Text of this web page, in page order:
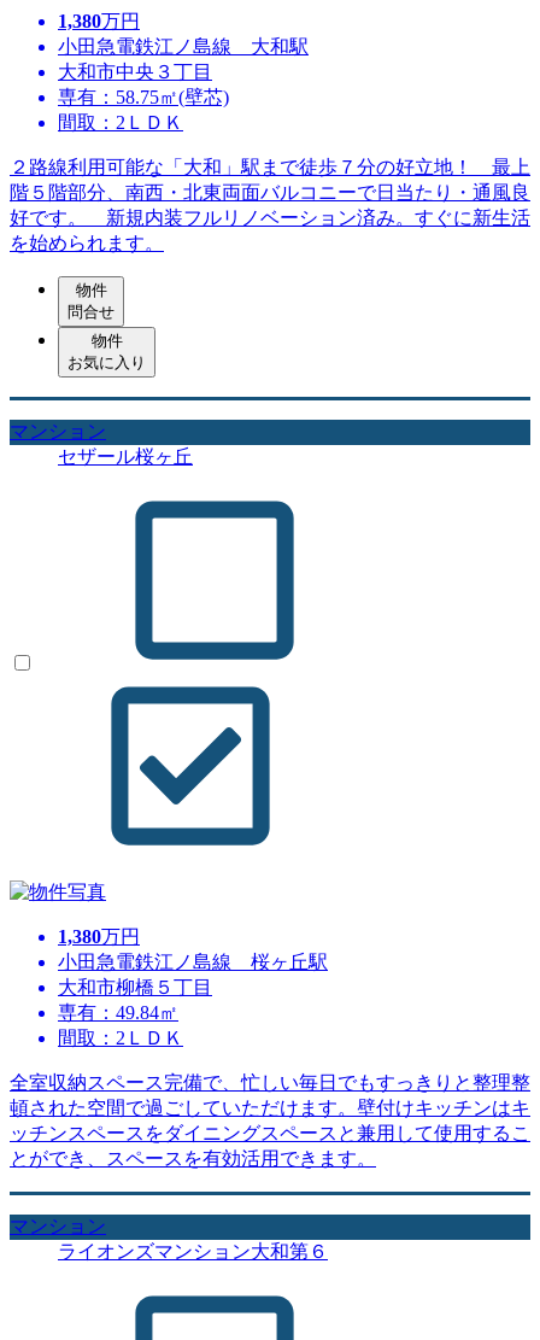
1,380万円
小田急電鉄江ノ島線 大和駅
大和市中央３丁目
専有：58.75㎡(壁芯)
間取：2ＬＤＫ
２路線利用可能な「大和」駅まで徒歩７分の好立地！ 最上
階５階部分、南西・北東両面バルコニーで日当たり・通風良
好です。 新規内装フルリノベーション済み。すぐに新生活
を始められます。
物件
問合せ
物件
お気に入り
マンション
セザール桜ヶ丘
1,380万円
小田急電鉄江ノ島線 桜ヶ丘駅
大和市柳橋５丁目
専有：49.84㎡
間取：2ＬＤＫ
全室収納スペース完備で、忙しい毎日でもすっきりと整理整
頓された空間で過ごしていただけます。壁付けキッチンはキ
ッチンスペースをダイニングスペースと兼用して使用するこ
とができ、スペースを有効活用できます。
マンション
ライオンズマンション大和第６